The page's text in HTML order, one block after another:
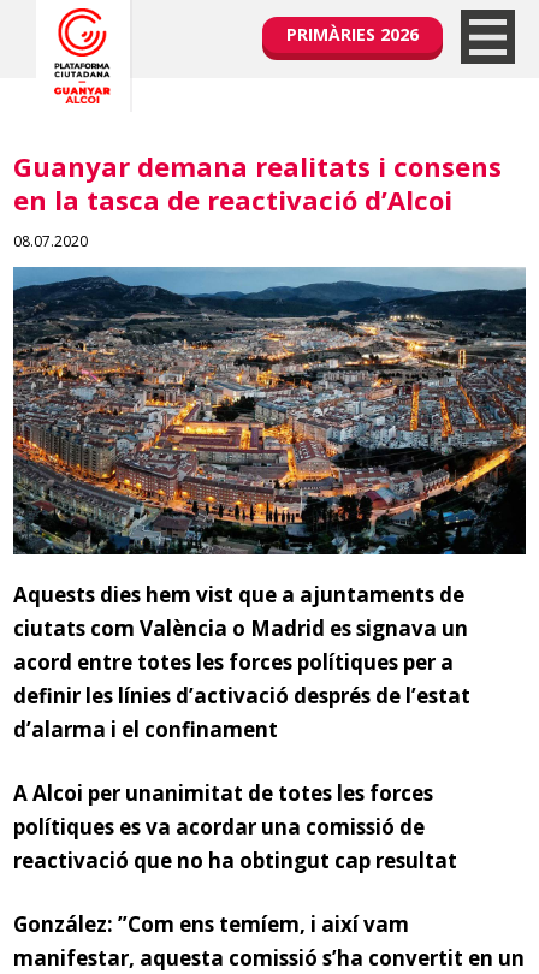
PRIMÀRIES 2026
Guanyar demana realitats i consens
en la tasca de reactivació d’Alcoi
08.07.2020
Aquests dies hem vist que a ajuntaments de
ciutats com València o Madrid es signava un
acord entre totes les forces polítiques per a
definir les línies d’activació després de l’estat
d’alarma i el confinament
A Alcoi per unanimitat de totes les forces
polítiques es va acordar una comissió de
reactivació que no ha obtingut cap resultat
González: ”Com ens temíem, i aixívam
manifestar, aquesta comissió s’ha convertit en un